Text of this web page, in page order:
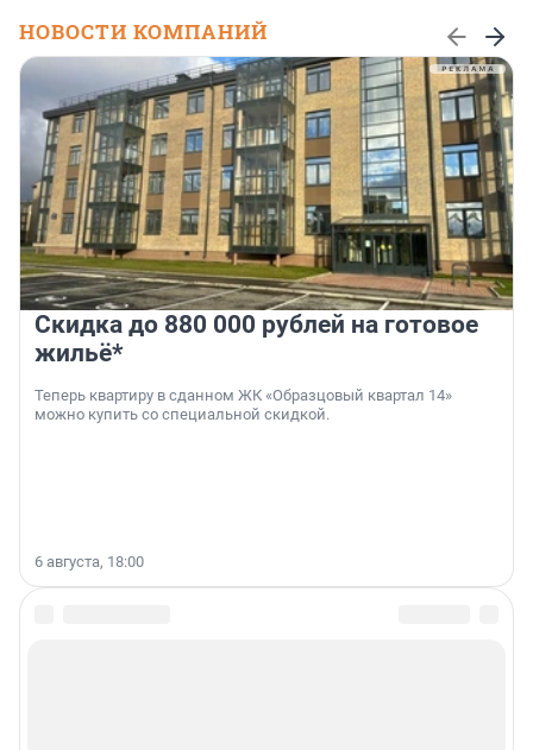
НОВОСТИ КОМПАНИЙ
Скидка до 880 000 рублей на готовое
жильё*
Теперь квартиру в сданном ЖК «Образцовый квартал 14»
можно купить со специальной скидкой.
6 августа, 18:00